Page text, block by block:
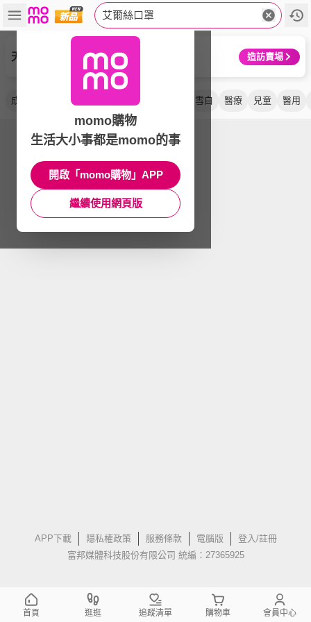
艾爾絲口罩
天天 造訪賣場
成人 不起毛 透氣 雪白 醫療 兒童 醫用
APP下載 隱私權政策 服務條款 電腦版
登入/註冊
富邦媒體科技股份有限公司 統編：27365925
momo購物
生活大小事都是momo的事
開啟「momo購物」APP
繼續使用網頁版
首頁 逛逛 追蹤清單 購物車 會員中心